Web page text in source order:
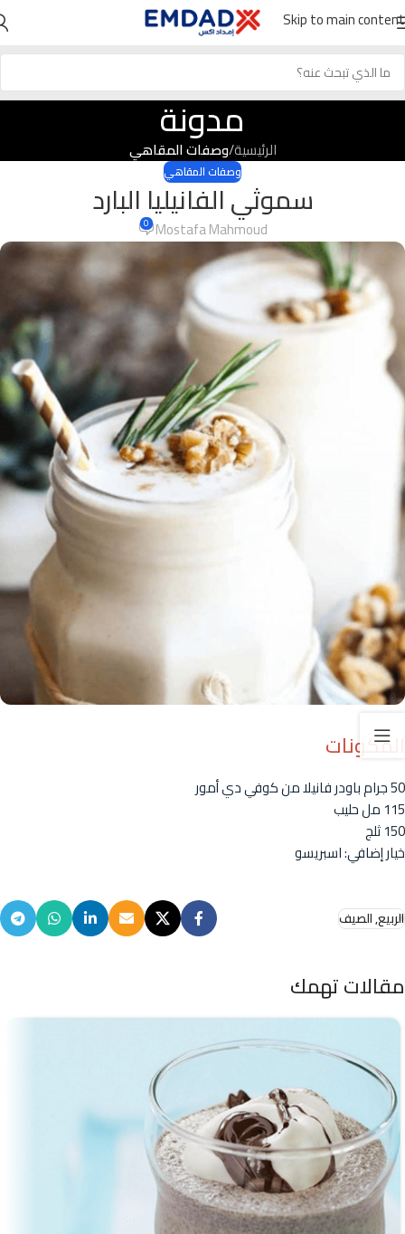
Skip to main content
مدونةالرئيسية/وصفات المقاهي
وصفات المقاهي
سموثي الفانيليا البارد
Mostafa Mahmoud
0
المكونات
50 جرام باودر فانيلا من كوفي دي أمور
115 مل حليب
150 ثلج
خيار إضافي: اسبريسو
الربيع, الصيف
مقالات تهمك